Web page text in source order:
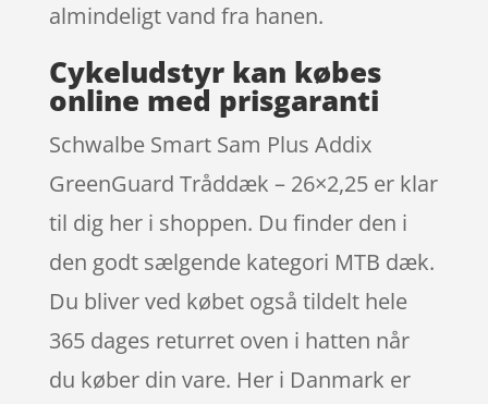
almindeligt vand fra hanen.
Cykeludstyr kan købes
online med prisgaranti
Schwalbe Smart Sam Plus Addix
GreenGuard Tråddæk – 26×2,25 er klar
til dig her i shoppen. Du finder den i
den godt sælgende kategori MTB dæk.
Du bliver ved købet også tildelt hele
365 dages returret oven i hatten når
du køber din vare. Her i Danmark er